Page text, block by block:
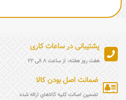
پشتیبانی در ساعات کاری
هفت روز هفته، از ساعت 8 الی 22
ضمانت اصل بودن کالا
تضمین اصالت کلیه کالاهای ارائه شده